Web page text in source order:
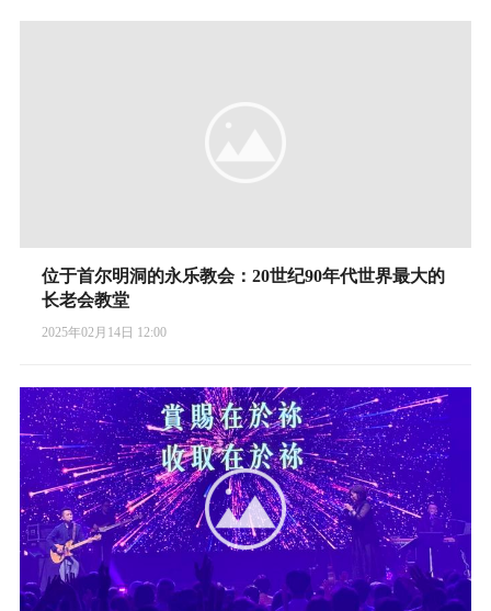
位于首尔明洞的永乐教会：20世纪90年代世界最大的
长老会教堂
2025年02月14日 12:00